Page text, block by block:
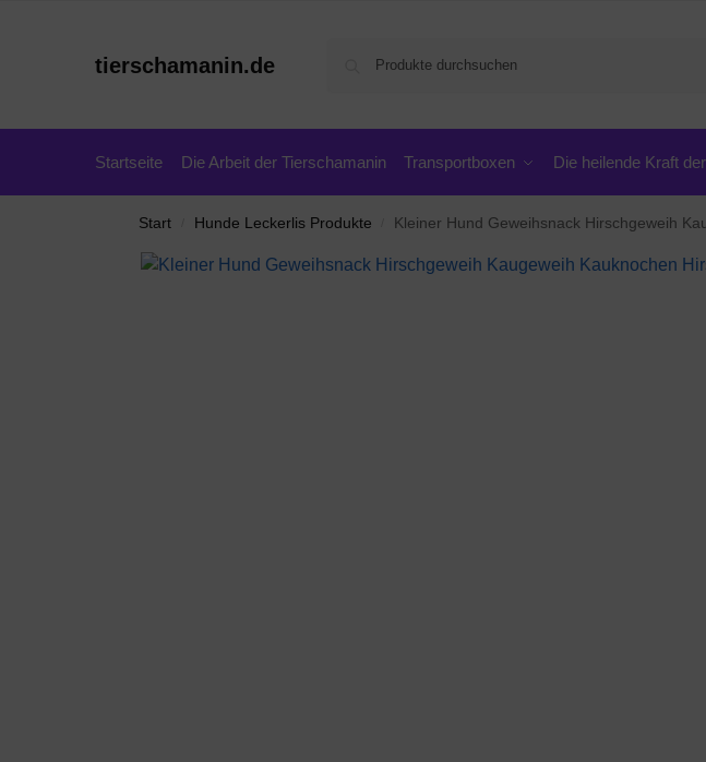
tierschamanin.de
Startseite Die Arbeit der Tierschamanin Transportboxen Die heilende Kraft
Start Hunde Leckerlis Produkte Kleiner Hund Geweihsnack Hirschgeweih